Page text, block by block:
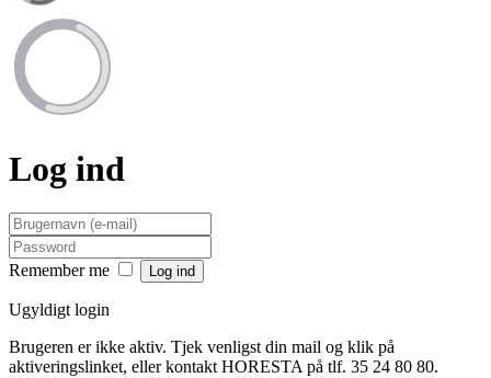
Log ind
Remember me
Ugyldigt login
Brugeren er ikke aktiv. Tjek venligst din mail og klik på
aktiveringslinket, eller kontakt HORESTA på tlf. 35 24 80 80.